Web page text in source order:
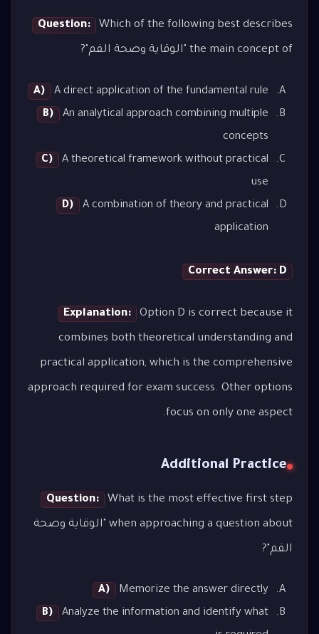
Question: Which of the following best describes
the main concept of "الوقاية وصحة الفم"?
A)
A direct application of the fundamental rule
B)
An analytical approach combining multiple
concepts
C)
A theoretical framework without practical
use
D)
A combination of theory and practical
application
Correct Answer: D
Explanation: Option D is correct because it
combines both theoretical understanding and
practical application, which is the comprehensive
approach required for exam success. Other options
focus on only one aspect.
Additional Practice
Question: What is the most effective first step
when approaching a question about "الوقاية وصحة
الفم"?
A)
Memorize the answer directly
B)
Analyze the information and identify what